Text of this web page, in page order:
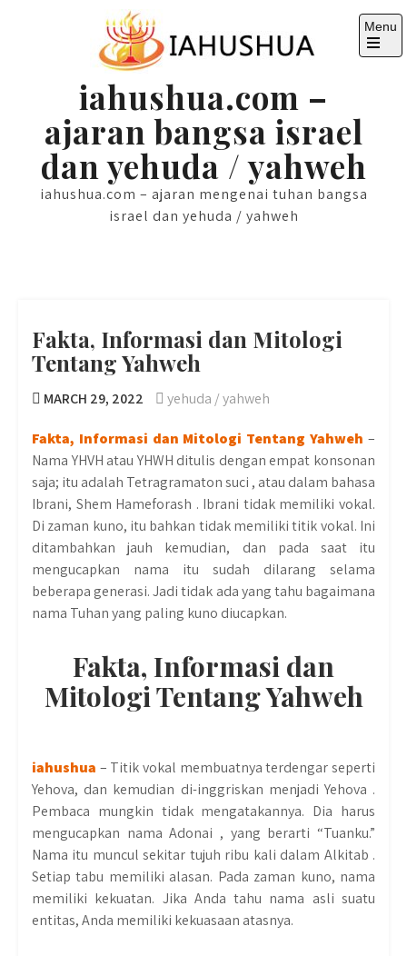
iahushua.com –
ajaran bangsa israel
dan yehuda / yahweh
iahushua.com – ajaran mengenai tuhan bangsa
israel dan yehuda / yahweh
Menu
Open
Fakta, Informasi dan Mitologi
Tentang Yahweh
MARCH 29, 2022 yehuda / yahweh
Fakta, Informasi dan Mitologi Tentang Yahweh –
Nama YHVH atau YHWH ditulis dengan empat konsonan
saja; itu adalah Tetragramaton suci , atau dalam bahasa
Ibrani, Shem Hameforash . Ibrani tidak memiliki vokal.
Di zaman kuno, itu bahkan tidak memiliki titik vokal. Ini
ditambahkan jauh kemudian, dan pada saat itu
mengucapkan nama itu sudah dilarang selama
beberapa generasi. Jadi tidak ada yang tahu bagaimana
nama Tuhan yang paling kuno diucapkan.
Fakta, Informasi dan
Mitologi Tentang Yahweh
iahushua – Titik vokal membuatnya terdengar seperti
Yehova, dan kemudian di-inggriskan menjadi Yehova .
Pembaca mungkin tidak mengatakannya. Dia harus
mengucapkan nama Adonai , yang berarti “Tuanku.”
Nama itu muncul sekitar tujuh ribu kali dalam Alkitab .
Setiap tabu memiliki alasan. Pada zaman kuno, nama
memiliki kekuatan. Jika Anda tahu nama asli suatu
entitas, Anda memiliki kekuasaan atasnya.